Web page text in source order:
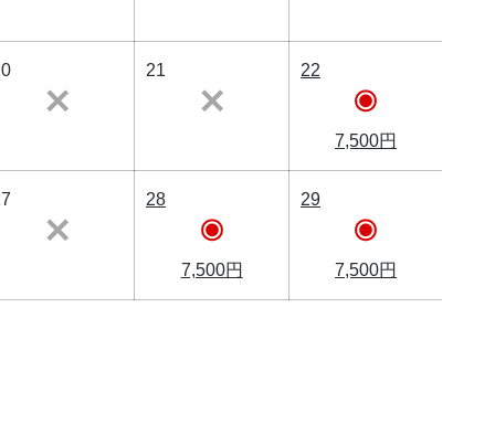
21 22
7,500円
28
7,500円
29
7,500円